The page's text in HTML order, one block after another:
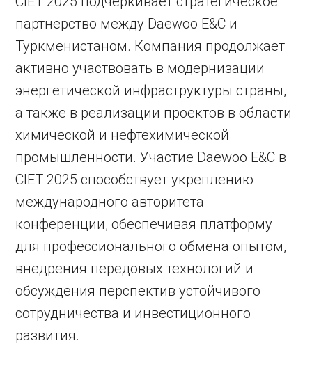
партнерство между Daewoo E&C и
Туркменистаном. Компания продолжает
активно участвовать в модернизации
энергетической инфраструктуры страны,
а также в реализации проектов в области
химической и нефтехимической
промышленности. Участие Daewoo E&C в
CIET 2025 способствует укреплению
международного авторитета
конференции, обеспечивая платформу
для профессионального обмена опытом,
внедрения передовых технологий и
обсуждения перспектив устойчивого
сотрудничества и инвестиционного
развития.